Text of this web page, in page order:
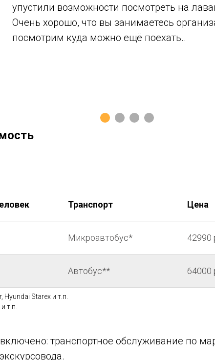
упустили возможности посмотреть на
Очень хорошо, что вы занимаетесь
посмотрим куда можно ещё поехать..
Транспорт Цена
Микроавтобус* 42990
Автобус** 64000
Hyundai Starex и т.п.
т.п.
транспортное обслуживание по